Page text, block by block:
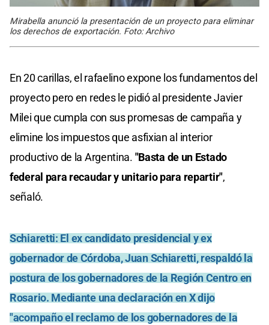
Mirabella anunció la presentación de un proyecto para eliminar
los derechos de exportación. Foto: Archivo
En 20 carillas, el rafaelino expone los fundamentos del
proyecto pero en redes le pidió al presidente Javier
Milei que cumpla con sus promesas de campaña y
elimine los impuestos que asfixian al interior
productivo de la Argentina. "Basta de un Estado
federal para recaudar y unitario para repartir",
señaló.
Schiaretti: El ex candidato presidencial y ex
gobernador de Córdoba, Juan Schiaretti, respaldó la
postura de los gobernadores de la Región Centro en
Rosario. Mediante una declaración en X dijo
"acompaño el reclamo de los gobernadores de la